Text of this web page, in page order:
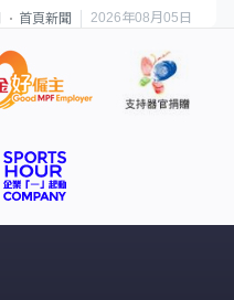
首頁新聞 2026年08月05日